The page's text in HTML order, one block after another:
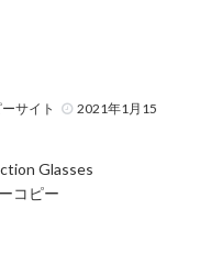
サイト
2021年1月15
Glasses
コピー